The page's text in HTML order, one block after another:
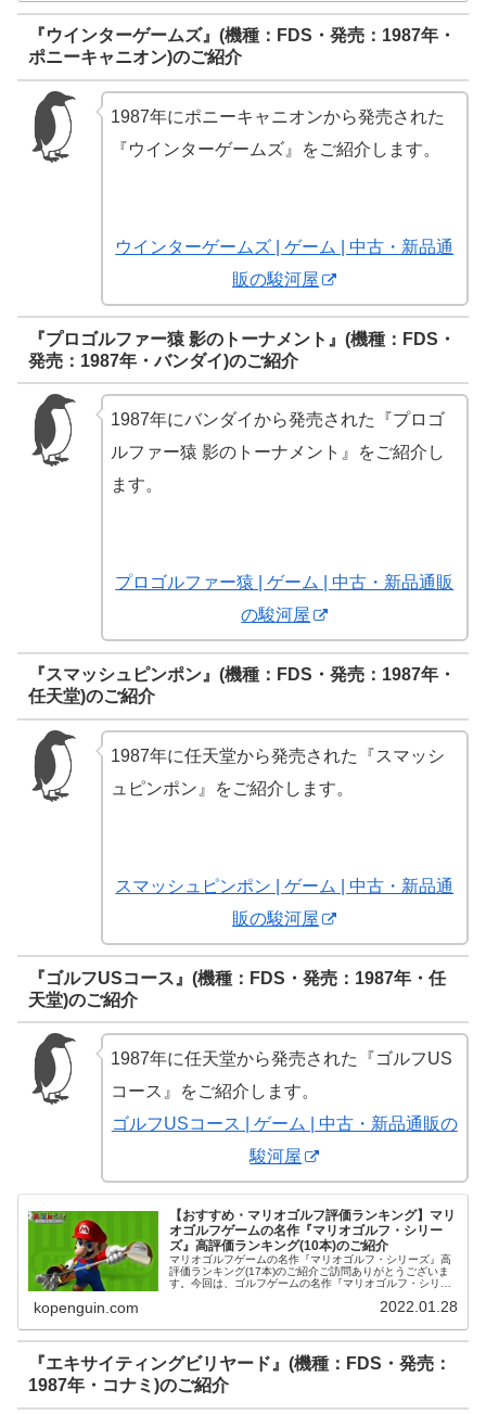
『ウインターゲームズ』(機種：FDS・発売：1987年・
ポニーキャニオン)のご紹介
1987年にポニーキャニオンから発売された
『ウインターゲームズ』をご紹介します。
ウインターゲームズ | ゲーム | 中古・新品通
販の駿河屋
『プロゴルファー猿 影のトーナメント』(機種：FDS・
発売：1987年・バンダイ)のご紹介
1987年にバンダイから発売された『プロゴ
ルファー猿 影のトーナメント』をご紹介し
ます。
プロゴルファー猿 | ゲーム | 中古・新品通販
の駿河屋
『スマッシュピンポン』(機種：FDS・発売：1987年・
任天堂)のご紹介
1987年に任天堂から発売された『スマッシ
ュピンポン』をご紹介します。
スマッシュピンポン | ゲーム | 中古・新品通
販の駿河屋
『ゴルフUSコース』(機種：FDS・発売：1987年・任
天堂)のご紹介
1987年に任天堂から発売された『ゴルフUS
コース』をご紹介します。
ゴルフUSコース | ゲーム | 中古・新品通販の
駿河屋
【おすすめ・マリオゴルフ評価ランキング】マリ
オゴルフゲームの名作『マリオゴルフ・シリー
ズ』高評価ランキング(10本)のご紹介
マリオゴルフゲームの名作『マリオゴルフ・シリーズ』高
評価ランキング(17本)のご紹介ご訪問ありがとうございま
す。今回は、ゴルフゲームの名作『マリオゴルフ・シリー
kopenguin.com 2022.01.28
『エキサイティングビリヤード』(機種：FDS・発売：
1987年・コナミ)のご紹介